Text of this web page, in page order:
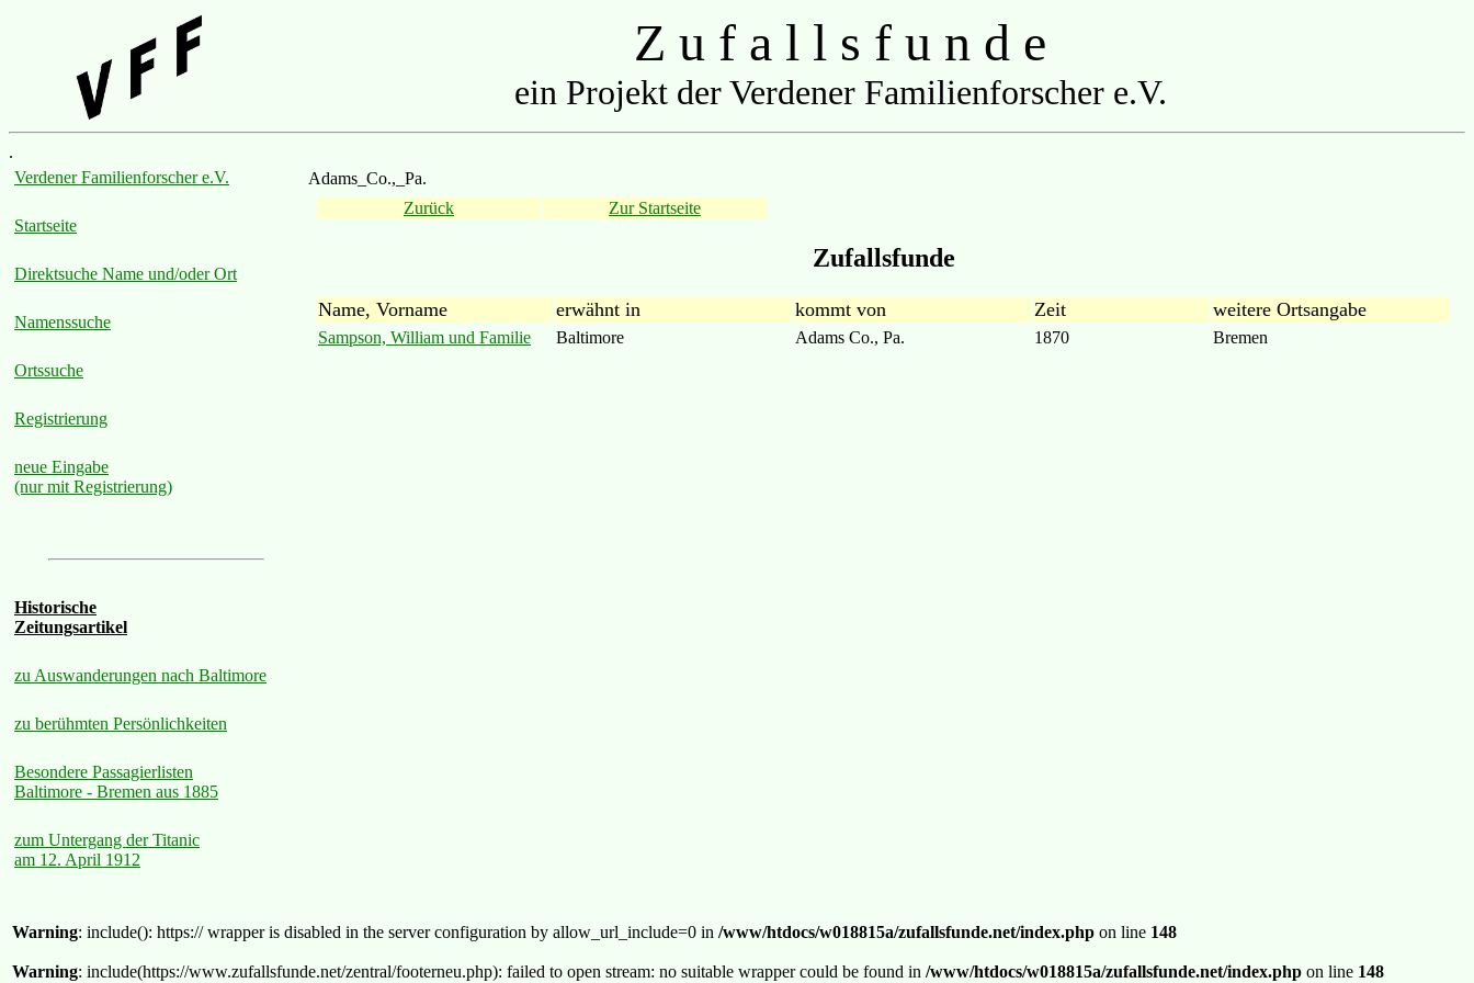
Z u f a l l s f u n d e
ein Projekt der Verdener Familienforscher e.V.
.
Verdener Familienforscher e.V.
Startseite
Direktsuche Name und/oder Ort
Namenssuche
Ortssuche
Registrierung
neue Eingabe
(nur mit Registrierung)
Historische
Zeitungsartikel
zu Auswanderungen nach Baltimore
zu berühmten Persönlichkeiten
Besondere Passagierlisten
Baltimore - Bremen aus 1885
zum Untergang der Titanic
am 12. April 1912
Adams_Co.,_Pa.
Zurück
Zur Startseite
Zufallsfunde
Name, Vorname erwähnt in kommt von Zeit weitere Ortsangabe
Sampson, William und Familie Baltimore Adams Co., Pa. 1870 Bremen
Warning: include(): https:// wrapper is disabled in the server configuration by allow_url_include=0 in /www/htdocs/w018815a/zufallsfunde.net/index.php on line 148
Warning: include(https://www.zufallsfunde.net/zentral/footerneu.php): failed to open stream: no suitable wrapper could be found in /www/htdocs/w018815a/zufallsfunde.net/index.php on line 148